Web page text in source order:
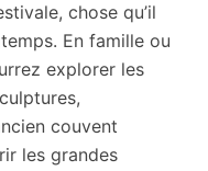
chose qu’il
En famille ou
explorer les
couvent
les grandes